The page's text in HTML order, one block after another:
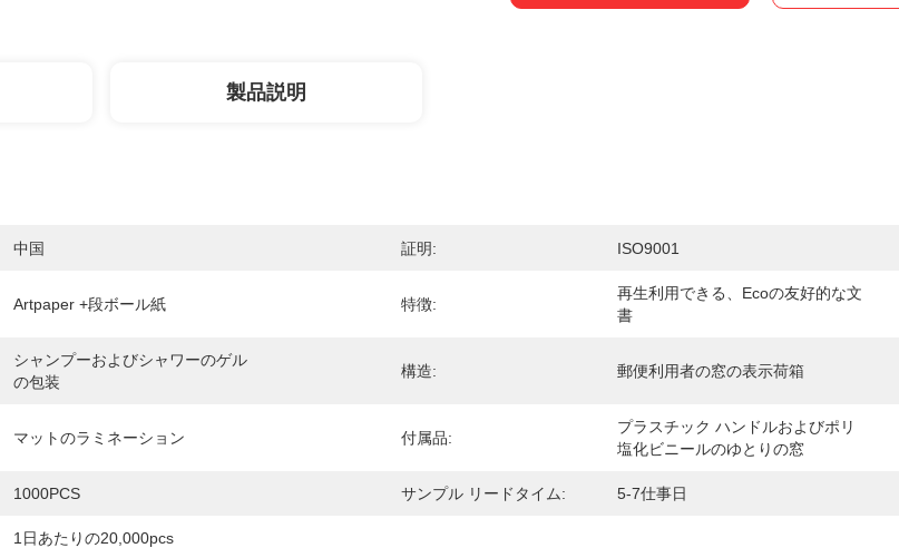
製品説明
中国 証明: ISO9001
Artpaper +段ボール紙 特徴:
再生利用できる、Ecoの友好的な文
書
シャンプーおよびシャワーのゲル
の包装
構造: 郵便利用者の窓の表示荷箱
マットのラミネーション 付属品:
プラスチック ハンドルおよびポリ
塩化ビニールのゆとりの窓
1000PCS サンプル リードタイム: 5-7仕事日
1日あたりの20,000pcs